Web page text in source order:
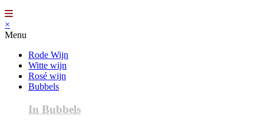
×
Menu
Rode Wijn
Witte wijn
Rosé wijn
Bubbels
In Bubbels